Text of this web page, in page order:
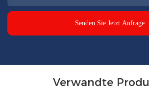
Senden Sie Jetzt Anfrage
Verwandte